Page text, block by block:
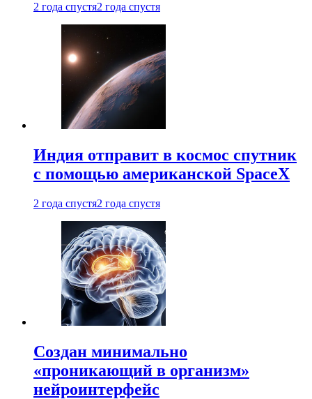
2 года спустя2 года спустя
Индия отправит в космос спутник
с помощью американской SpaceX
2 года спустя2 года спустя
Создан минимально
«проникающий в организм»
нейроинтерфейс